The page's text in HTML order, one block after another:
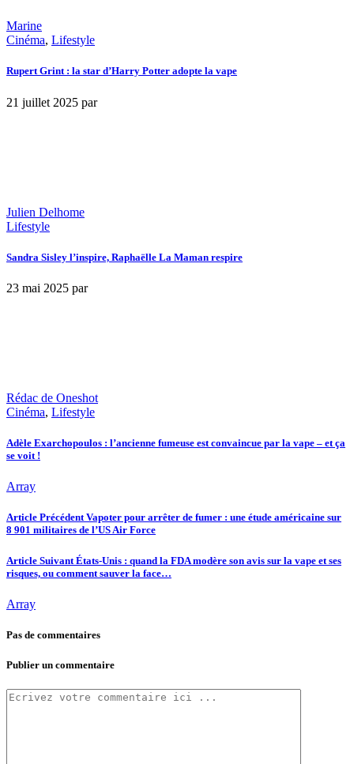
Marine
Cinéma, Lifestyle
Rupert Grint : la star d’Harry Potter adopte la vape
21 juillet 2025 par
Julien Delhome
Lifestyle
Sandra Sisley l’inspire, Raphaëlle La Maman respire
23 mai 2025 par
Rédac de Oneshot
Cinéma, Lifestyle
Adèle Exarchopoulos : l’ancienne fumeuse est convaincue par la vape – et ça
se voit !
Array
Article PrécédentVapoter pour arrêter de fumer : une étude américaine sur
8 901 militaires de l’US Air Force
Article Suivant États-Unis : quand la FDA modère son avis sur la vape et ses
risques, ou comment sauver la face…
Array
Pas de commentaires
Publier un commentaire